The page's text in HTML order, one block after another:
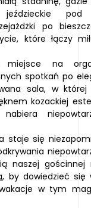
pod
po
które łączy
na
spotkań po
sala, w której
kozackiej
staje się
naszej gościnnej
by dowiedzieć się
w tym